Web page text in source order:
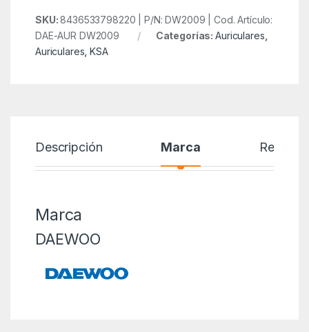
SKU:8436533798220 | P/N: DW2009 | Cod. Artículo:
DAE-AUR DW2009
Categorías:Auriculares
Auriculares ,KSA
Descripción Marca Reseñas
Marca
DAEWOO